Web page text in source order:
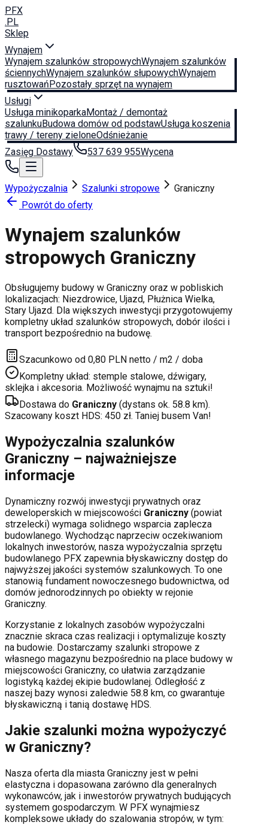
PFX
.PL
Sklep
Wynajem
Wynajem szalunków stropowychWynajem szalunków
ściennychWynajem szalunków słupowychWynajem
rusztowańPozostały sprzęt na wynajem
Usługi
Usługa minikoparkaMontaż / demontaż
szalunkuBudowa domów od podstawUsługa koszenia
trawy / tereny zieloneOdśnieżanie
Zasięg Dostawy
537 639 955Wycena
Wypożyczalnia Szalunki stropowe
Graniczny
Powrót do oferty
Wynajem szalunków
stropowych Graniczny
Obsługujemy budowy w Graniczny oraz w pobliskich
lokalizacjach: Niezdrowice, Ujazd, Płużnica Wielka,
Stary Ujazd. Dla większych inwestycji przygotowujemy
kompletny układ szalunków stropowych, dobór ilości i
transport bezpośrednio na budowę.
Szacunkowo od 0,80 PLN netto / m2 / doba
Kompletny układ: stemple stalowe, dźwigary,
sklejka i akcesoria. Możliwość wynajmu na sztuki!
Dostawa do Graniczny (dystans ok. 58.8 km).
Szacowany koszt HDS: 450 zł. Taniej busem Van!
Wypożyczalnia szalunków
Graniczny – najważniejsze
informacje
Dynamiczny rozwój inwestycji prywatnych oraz
deweloperskich w miejscowości Graniczny (powiat
strzelecki) wymaga solidnego wsparcia zaplecza
budowlanego. Wychodząc naprzeciw oczekiwaniom
lokalnych inwestorów, nasza wypożyczalnia sprzętu
budowlanego PFX zapewnia błyskawiczny dostęp do
najwyższej jakości systemów szalunkowych. To one
stanowią fundament nowoczesnego budownictwa, od
domów jednorodzinnych po obiekty w rejonie
Graniczny.
Korzystanie z lokalnych zasobów wypożyczalni
znacznie skraca czas realizacji i optymalizuje koszty
na budowie. Dostarczamy szalunki stropowe z
własnego magazynu bezpośrednio na place budowy w
miejscowości Graniczny, co ułatwia zarządzanie
logistyką każdej ekipie budowlanej. Odległość z
naszej bazy wynosi zaledwie 58.8 km, co gwarantuje
błyskawiczną i tanią dostawę HDS.
Jakie szalunki można wypożyczyć
w Graniczny?
Nasza oferta dla miasta Graniczny jest w pełni
elastyczna i dopasowana zarówno dla generalnych
wykonawców, jak i inwestorów prywatnych budujących
systemem gospodarczym. W PFX wynajmiesz
kompleksowe układy do szalowania stropów, w tym: